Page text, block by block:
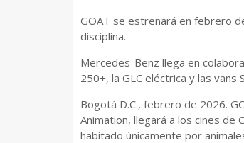
GOAT se estrenará en febrero
disciplina.
Mercedes-Benz llega en
250+, la GLC eléctrica y las vans
Bogotá D.C., febrero de 2026.
Animation, llegará a los cines de
habitado únicamente por